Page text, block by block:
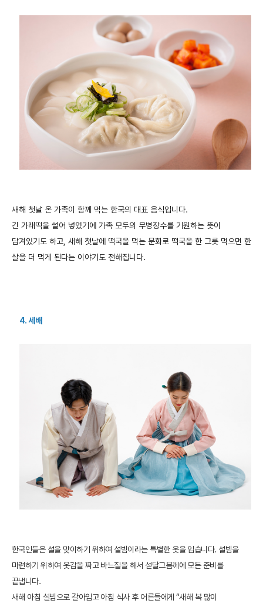
새해 첫날 온 가족이 함께 먹는 한국의 대표 음식입니다.
긴 가래떡을 썰어 넣었기에 가족 모두의 무병장수를 기원하는 뜻이
담겨있기도 하고 새해 첫날에 떡국을 먹는 문화로 떡국을 한 그릇 먹으면 한
살을 더 먹게 된다는 이야기도 전해집니다.
4. 세배
한국인들은 설을 맞이하기 위하여 설빔이라는 특별한 옷을 입습니다. 설빔을
마련하기 위하여 옷감을 짜고 바느질을 해서 섣달그믐께에 모든 준비를
끝냅니다.
새해 아침 설빔으로 갈아입고 아침 식사 후 어른들에게 “새해 복 많이